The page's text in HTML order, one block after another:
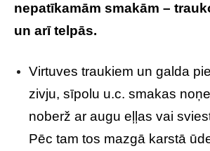
nepatīkamām smakām –
un arī telpās.
Virtuves traukiem un galda
zivju, sīpolu u.c. smakas
noberž ar augu eļļas vai
Pēc tam tos mazgā karstā